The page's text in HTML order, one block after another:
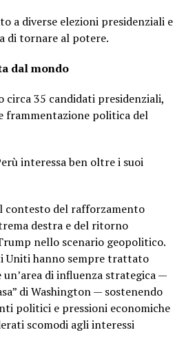
a diverse elezioni presidenziali e
di tornare al potere.
dal mondo
35 candidati presidenziali,
frammentazione politica del
interessa ben oltre i suoi
contesto del rafforzamento
destra e del ritorno
nello scenario geopolitico.
Uniti hanno sempre trattato
un’area di influenza strategica —
di Washington — sostenendo
politici e pressioni economiche
scomodi agli interessi